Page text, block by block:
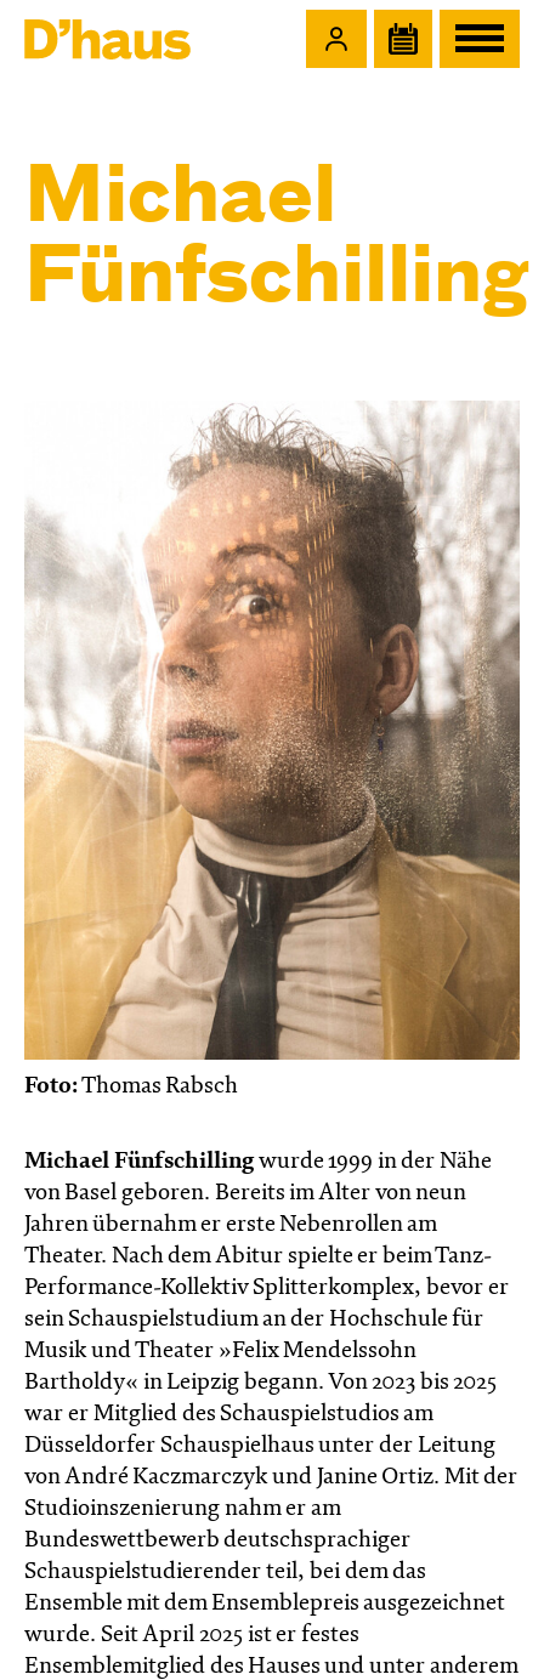
Michael
Fünfschilling
Foto:Thomas Rabsch
Michael Fünfschillingwurde 1999 in der Nähe
von Basel geboren. Bereits im Alter von neun
Jahren übernahm er erste Nebenrollen am
Theater. Nach dem Abitur spielte er beim Tanz-
Performance-Kollektiv Splitterkomplex, bevor er
sein Schauspielstudium an der Hochschule für
Musik und Theater »Felix Mendelssohn
Bartholdy« in Leipzig begann. Von 2023 bis 2025
war er Mitglied des Schauspielstudios am
Düsseldorfer Schauspielhaus unter der Leitung
von André Kaczmarczyk und Janine Ortiz. Mit der
Studioinszenierung nahm er am
Bundeswettbewerb deutschsprachiger
Schauspielstudierender teil, bei dem das
Ensemble mit dem Ensemblepreis ausgezeichnet
wurde. Seit April 2025 ist er festes
Ensemblemitglied des Hauses und unter anderem